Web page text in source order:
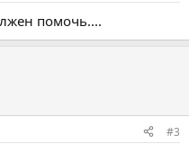
помочь....
#3